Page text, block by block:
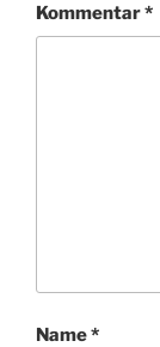
Kommentar*
Name*